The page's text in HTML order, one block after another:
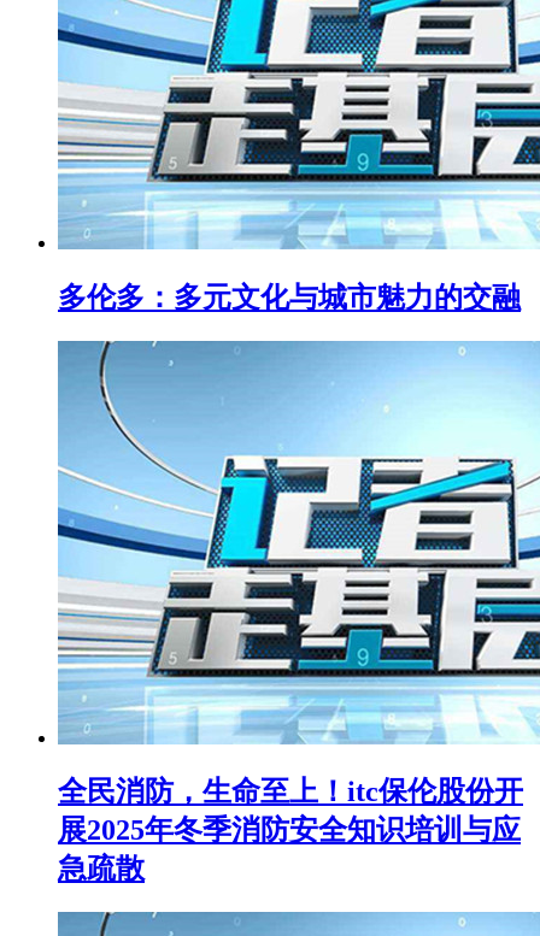
多伦多：多元文化与城市魅力的交融
全民消防，生命至上！itc保伦股份开
展2025年冬季消防安全知识培训与应
急疏散